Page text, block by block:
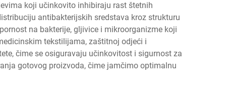
koji učinkovito inhibiraju rast štetnih
antibakterijskih sredstava kroz strukturu
na bakterije, gljivice i mikroorganizme koji
tekstilijama, zaštitnoj odjeći i
čime se osiguravaju učinkovitost i sigurnost za
gotovog proizvoda, čime jamčimo optimalnu